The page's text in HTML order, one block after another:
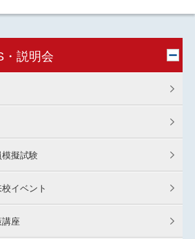
・説明会
擬試験
イベント
講座